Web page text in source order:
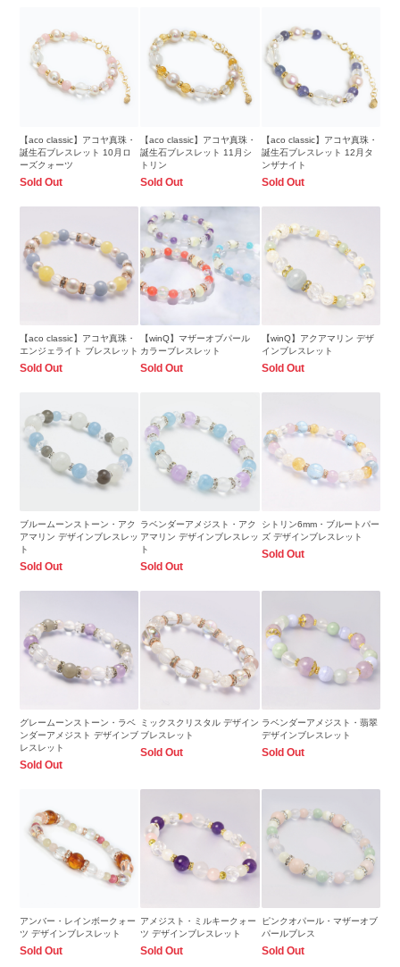
【aco classic】アコヤ真珠・
誕生石ブレスレット 10月ロ
ーズクォーツ
Sold Out
【aco classic】アコヤ真珠・
誕生石ブレスレット 11月シ
トリン
Sold Out
【aco classic】アコヤ真珠・
誕生石ブレスレット 12月タ
ンザナイト
Sold Out
【aco classic】アコヤ真珠・
エンジェライト ブレスレット
Sold Out
【winQ】マザーオブパール
カラーブレスレット
Sold Out
【winQ】アクアマリン デザ
インブレスレット
Sold Out
ブルームーンストーン・アク
アマリン デザインブレスレッ
ト
Sold Out
ラベンダーアメジスト・アク
アマリン デザインブレスレッ
ト
Sold Out
シトリン6mm・ブルートパー
ズ デザインブレスレット
Sold Out
グレームーンストーン・ラベ
ンダーアメジスト デザインブ
レスレット
Sold Out
ミックスクリスタル デザイン
ブレスレット
Sold Out
ラベンダーアメジスト・翡翠
デザインブレスレット
Sold Out
アンバー・レインボークォー
ツ デザインブレスレット
Sold Out
アメジスト・ミルキークォー
ツ デザインブレスレット
Sold Out
ピンクオパール・マザーオブ
パールブレス
Sold Out